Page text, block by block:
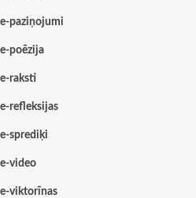
e-paziņojumi
e-poēzija
e-raksti
e-refleksijas
e-sprediķi
e-video
e-viktorīnas